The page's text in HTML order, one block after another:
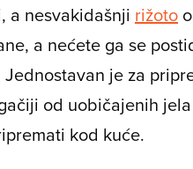
a nesvakidašnji rižoto
a nećete ga se
je za
od uobičajenih
kod kuće.